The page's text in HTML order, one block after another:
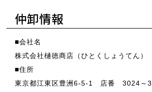
仲卸情報
■会社名
株式会社樋徳商店（ひとくしょうてん）
■住所
東京都江東区豊洲6-5-1 店番 3024～